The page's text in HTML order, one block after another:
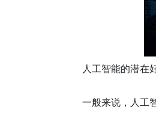
人工智能的潜在
一般来说，人工